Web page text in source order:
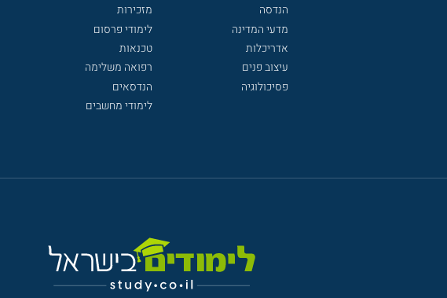
הנדסה
מדעי המדינה
אדריכלות
עיצוב פנים
פסיכולוגיה
מזכירות
לימודי פרסום
טכנאות
רפואה משלימה
הנדסאים
לימודי מחשבים